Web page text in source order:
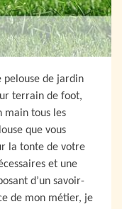
pelouse de jardin
terrain de foot,
main tous les
que vous
la tonte de votre
et une
d’un savoir-
de mon métier, je